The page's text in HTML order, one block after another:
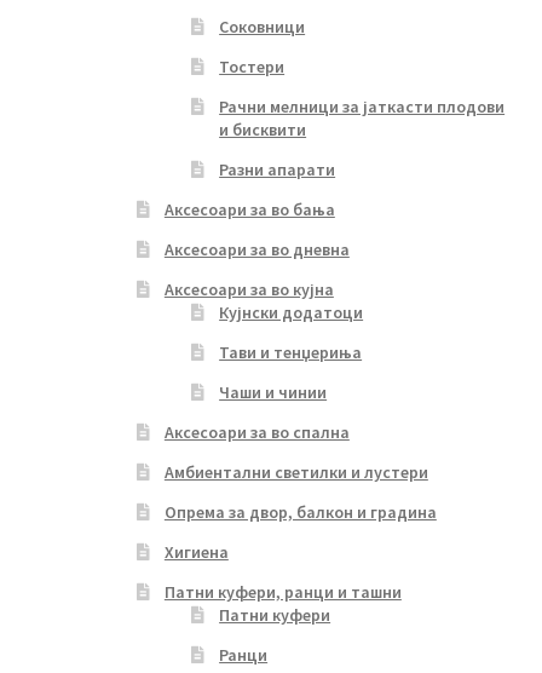
Соковници
Тостери
Рачни мелници за јаткасти плодови
и бисквити
Разни апарати
Аксесоари за во бања
Аксесоари за во дневна
Аксесоари за во кујна
Кујнски додатоци
Тави и тенџериња
Чаши и чинии
Аксесоари за во спална
Амбиентални светилки и лустери
Опрема за двор, балкон и градина
Хигиена
Патни куфери, ранци и ташни
Патни куфери
Ранци